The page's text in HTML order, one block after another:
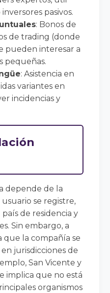
pasivos.
: Bonos de
de trading (donde
pueden interesar a
pequeñas.
: Asistencia en
variantes en
incidencias y
depende de la
se registre,
de residencia y
Sin embargo, a
que la compañía se
jurisdicciones de
San Vicente y
implica que no está
organismos